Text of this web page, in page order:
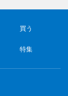
買う
特集